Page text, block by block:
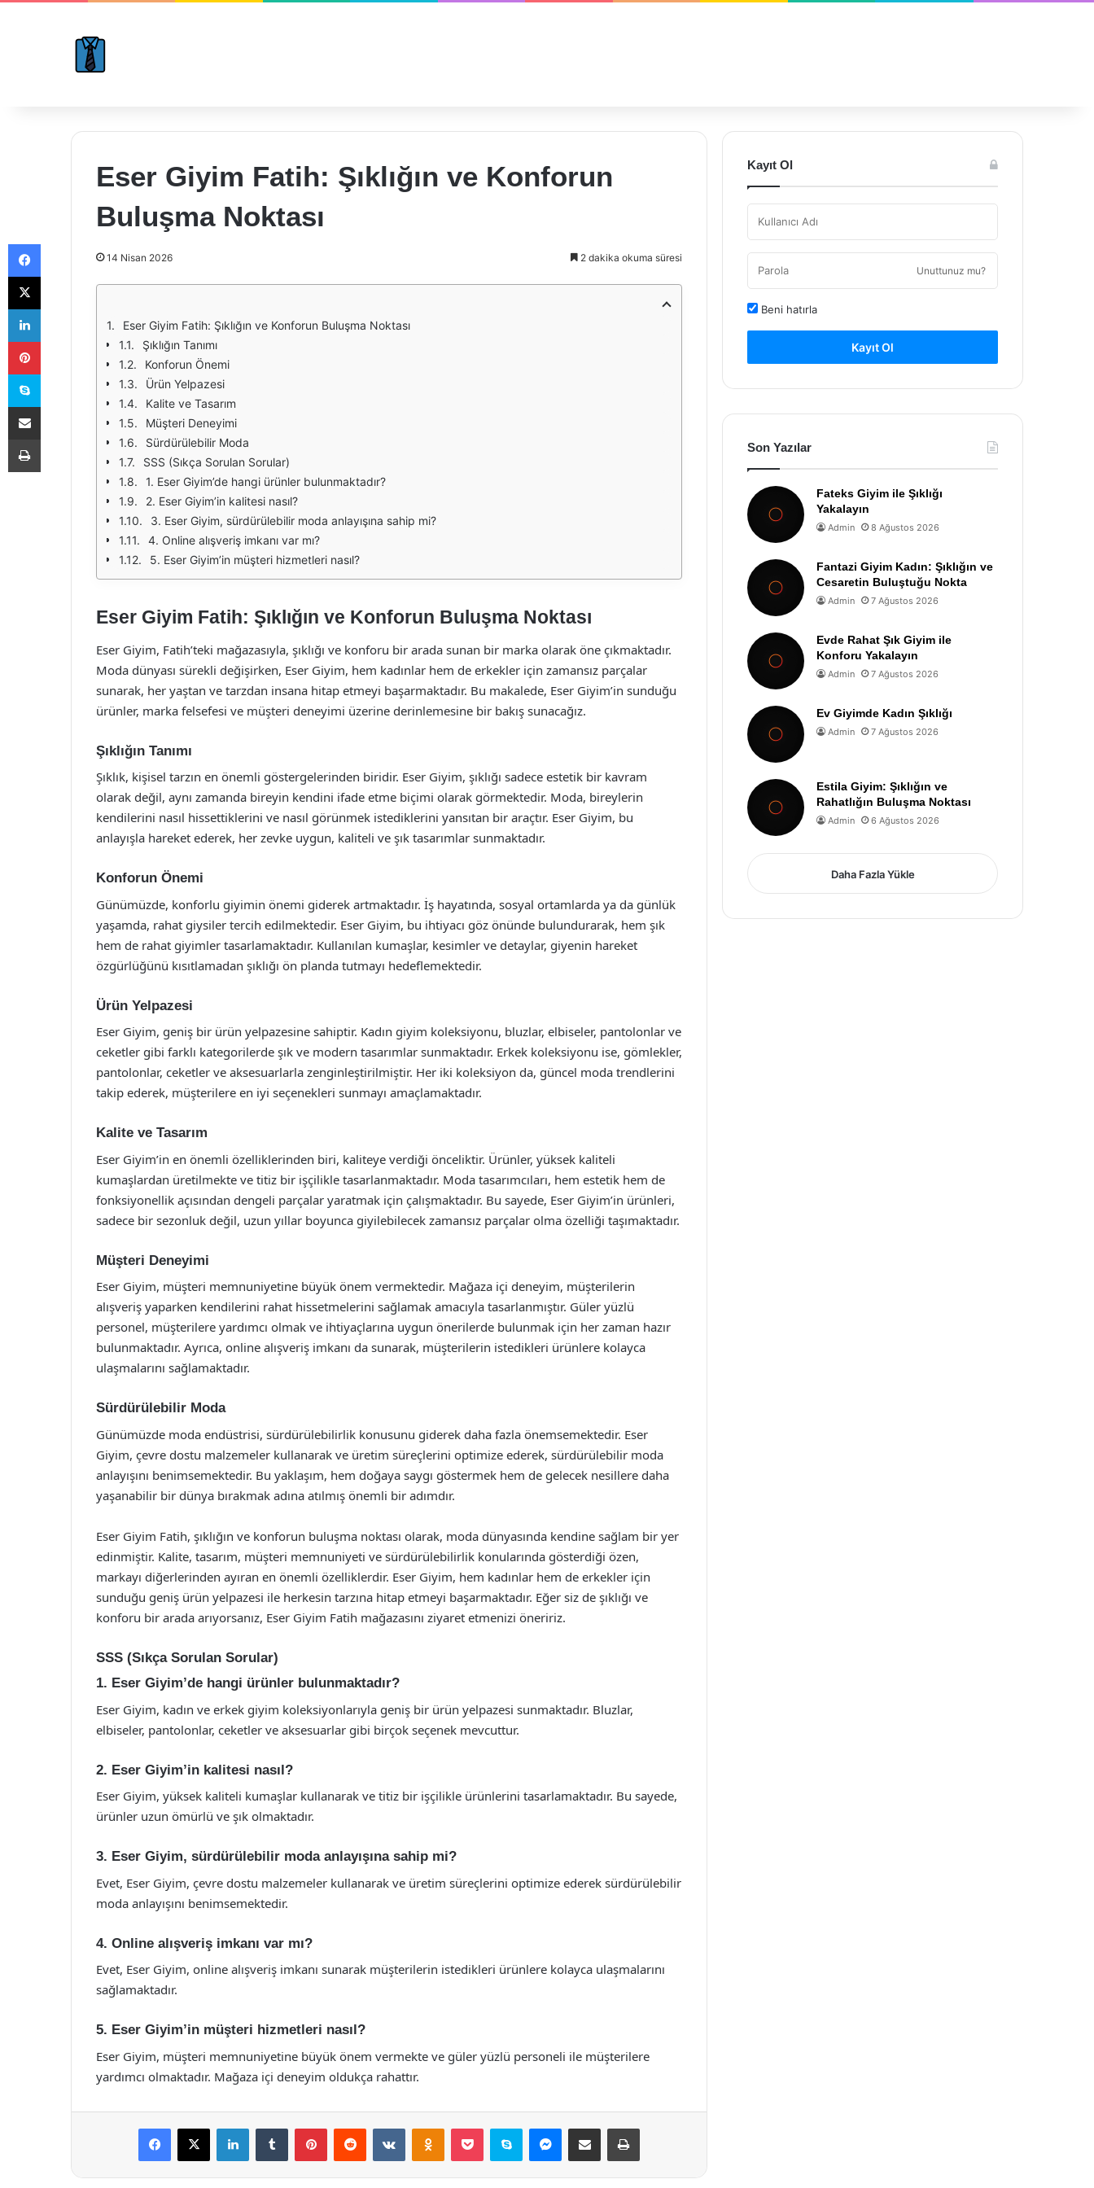
Eser Giyim Fatih: Şıklığın ve Konforun
Buluşma Noktası
14 Nisan 2026 2 dakika okuma süresi
Eser Giyim Fatih: Şıklığın ve Konforun Buluşma Noktası
Şıklığın Tanımı
Konforun Önemi
Ürün Yelpazesi
Kalite ve Tasarım
Müşteri Deneyimi
Sürdürülebilir Moda
SSS (Sıkça Sorulan Sorular)
1. Eser Giyim’de hangi ürünler bulunmaktadır?
2. Eser Giyim’in kalitesi nasıl?
3. Eser Giyim, sürdürülebilir moda anlayışına sahip mi?
4. Online alışveriş imkanı var mı?
5. Eser Giyim’in müşteri hizmetleri nasıl?
Eser Giyim Fatih: Şıklığın ve Konforun Buluşma Noktası
Eser Giyim, Fatih’teki mağazasıyla, şıklığı ve konforu bir arada sunan bir marka olarak öne çıkmaktadır.
Moda dünyası sürekli değişirken, Eser Giyim, hem kadınlar hem de erkekler için zamansız parçalar
sunarak, her yaştan ve tarzdan insana hitap etmeyi başarmaktadır. Bu makalede, Eser Giyim’in sunduğu
ürünler, marka felsefesi ve müşteri deneyimi üzerine derinlemesine bir bakış sunacağız.
Şıklığın Tanımı
Şıklık, kişisel tarzın en önemli göstergelerinden biridir. Eser Giyim, şıklığı sadece estetik bir kavram
olarak değil, aynı zamanda bireyin kendini ifade etme biçimi olarak görmektedir. Moda, bireylerin
kendilerini nasıl hissettiklerini ve nasıl görünmek istediklerini yansıtan bir araçtır. Eser Giyim, bu
anlayışla hareket ederek, her zevke uygun, kaliteli ve şık tasarımlar sunmaktadır.
Konforun Önemi
Günümüzde, konforlu giyimin önemi giderek artmaktadır. İş hayatında, sosyal ortamlarda ya da günlük
yaşamda, rahat giysiler tercih edilmektedir. Eser Giyim, bu ihtiyacı göz önünde bulundurarak, hem şık
hem de rahat giyimler tasarlamaktadır. Kullanılan kumaşlar, kesimler ve detaylar, giyenin hareket
özgürlüğünü kısıtlamadan şıklığı ön planda tutmayı hedeflemektedir.
Ürün Yelpazesi
Eser Giyim, geniş bir ürün yelpazesine sahiptir. Kadın giyim koleksiyonu, bluzlar, elbiseler, pantolonlar ve
ceketler gibi farklı kategorilerde şık ve modern tasarımlar sunmaktadır. Erkek koleksiyonu ise, gömlekler,
pantolonlar, ceketler ve aksesuarlarla zenginleştirilmiştir. Her iki koleksiyon da, güncel moda trendlerini
takip ederek, müşterilere en iyi seçenekleri sunmayı amaçlamaktadır.
Kalite ve Tasarım
Eser Giyim’in en önemli özelliklerinden biri, kaliteye verdiği önceliktir. Ürünler, yüksek kaliteli
kumaşlardan üretilmekte ve titiz bir işçilikle tasarlanmaktadır. Moda tasarımcıları, hem estetik hem de
fonksiyonellik açısından dengeli parçalar yaratmak için çalışmaktadır. Bu sayede, Eser Giyim’in ürünleri,
sadece bir sezonluk değil, uzun yıllar boyunca giyilebilecek zamansız parçalar olma özelliği taşımaktadır.
Müşteri Deneyimi
Eser Giyim, müşteri memnuniyetine büyük önem vermektedir. Mağaza içi deneyim, müşterilerin
alışveriş yaparken kendilerini rahat hissetmelerini sağlamak amacıyla tasarlanmıştır. Güler yüzlü
personel, müşterilere yardımcı olmak ve ihtiyaçlarına uygun önerilerde bulunmak için her zaman hazır
bulunmaktadır. Ayrıca, online alışveriş imkanı da sunarak, müşterilerin istedikleri ürünlere kolayca
ulaşmalarını sağlamaktadır.
Sürdürülebilir Moda
Günümüzde moda endüstrisi, sürdürülebilirlik konusunu giderek daha fazla önemsemektedir. Eser
Giyim, çevre dostu malzemeler kullanarak ve üretim süreçlerini optimize ederek, sürdürülebilir moda
anlayışını benimsemektedir. Bu yaklaşım, hem doğaya saygı göstermek hem de gelecek nesillere daha
yaşanabilir bir dünya bırakmak adına atılmış önemli bir adımdır.
Eser Giyim Fatih, şıklığın ve konforun buluşma noktası olarak, moda dünyasında kendine sağlam bir yer
edinmiştir. Kalite, tasarım, müşteri memnuniyeti ve sürdürülebilirlik konularında gösterdiği özen,
markayı diğerlerinden ayıran en önemli özelliklerdir. Eser Giyim, hem kadınlar hem de erkekler için
sunduğu geniş ürün yelpazesi ile herkesin tarzına hitap etmeyi başarmaktadır. Eğer siz de şıklığı ve
konforu bir arada arıyorsanız, Eser Giyim Fatih mağazasını ziyaret etmenizi öneririz.
SSS (Sıkça Sorulan Sorular)
1. Eser Giyim’de hangi ürünler bulunmaktadır?
Eser Giyim, kadın ve erkek giyim koleksiyonlarıyla geniş bir ürün yelpazesi sunmaktadır. Bluzlar,
elbiseler, pantolonlar, ceketler ve aksesuarlar gibi birçok seçenek mevcuttur.
2. Eser Giyim’in kalitesi nasıl?
Eser Giyim, yüksek kaliteli kumaşlar kullanarak ve titiz bir işçilikle ürünlerini tasarlamaktadır. Bu sayede,
ürünler uzun ömürlü ve şık olmaktadır.
3. Eser Giyim, sürdürülebilir moda anlayışına sahip mi?
Evet, Eser Giyim, çevre dostu malzemeler kullanarak ve üretim süreçlerini optimize ederek sürdürülebilir
moda anlayışını benimsemektedir.
4. Online alışveriş imkanı var mı?
Evet, Eser Giyim, online alışveriş imkanı sunarak müşterilerin istedikleri ürünlere kolayca ulaşmalarını
sağlamaktadır.
5. Eser Giyim’in müşteri hizmetleri nasıl?
Eser Giyim, müşteri memnuniyetine büyük önem vermekte ve güler yüzlü personeli ile müşterilere
yardımcı olmaktadır. Mağaza içi deneyim oldukça rahattır.
Facebook
X LinkedInTumblr PinterestReddit VKontakteOdnoklassniki
Pocket Skype Messenger
E-Posta ile paylaş Yazdır
Kayıt Ol
Unuttunuz mu?
Beni hatırla
Kayıt Ol
Son Yazılar
Fateks Giyim ile Şıklığı
Yakalayın
Admin 8 Ağustos 2026
Fantazi Giyim Kadın: Şıklığın ve
Cesaretin Buluştuğu Nokta
Admin 7 Ağustos 2026
Evde Rahat Şık Giyim ile
Konforu Yakalayın
Admin 7 Ağustos 2026
Ev Giyimde Kadın Şıklığı
Admin 7 Ağustos 2026
Estila Giyim: Şıklığın ve
Rahatlığın Buluşma Noktası
Admin 6 Ağustos 2026
Daha Fazla Yükle
Facebook
X
LinkedIn
Pinterest
Skype
E-Posta ile paylaş